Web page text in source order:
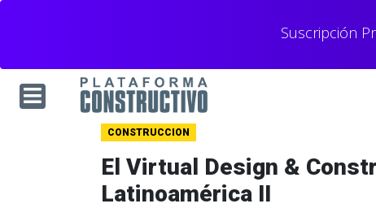
Suscripción
CONSTRUCCION
El Virtual Design &
Latinoamérica II